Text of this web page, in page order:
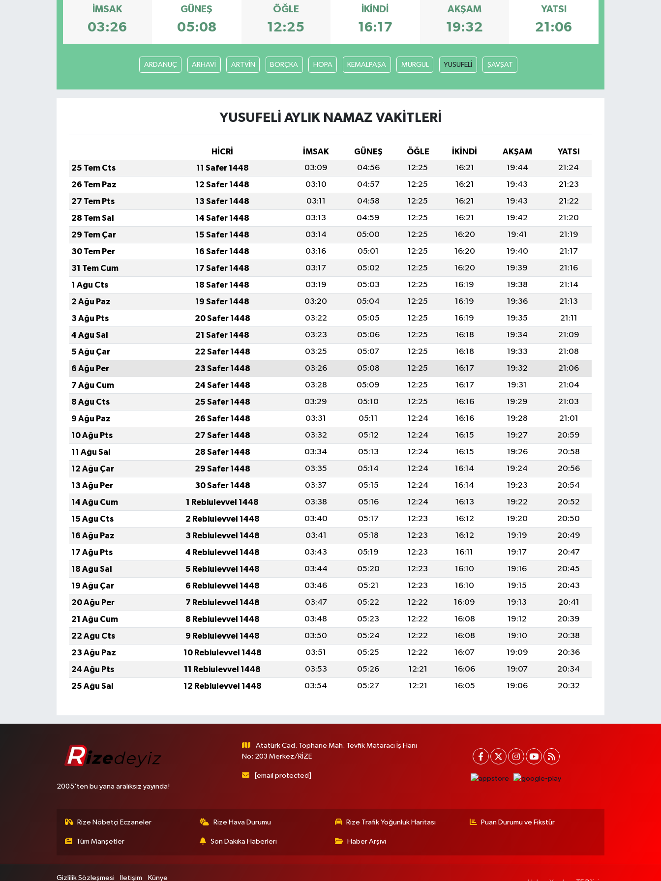
İMSAK
03:26
GÜNEŞ
05:08
ÖĞLE
12:25
İKINDI
16:17
AKŞAM
19:32
YATSI
21:06
ARDANUÇ ARHAVİ ARTVİN BORÇKA HOPA KEMALPAŞA MURGUL YUSUFELİ ŞAVŞAT
YUSUFELİ AYLIK NAMAZ VAKITLERI
HİCRİ İMSAK GÜNEŞ ÖĞLE İKINDI AKŞAM
YATSI
25 Tem Cts
11 Safer 1448 03:09 04:56 12:25 16:21 19:44
21:24
26 Tem Paz
12 Safer 1448 03:10 04:57 12:25 16:21 19:43
21:23
27 Tem Pts
13 Safer 1448 03:11 04:58 12:25 16:21 19:43
21:22
28 Tem Sal
14 Safer 1448 03:13 04:59 12:25 16:21 19:42
21:20
29 Tem Çar
15 Safer 1448 03:14 05:00 12:25 16:20 19:41
21:19
30 Tem Per
16 Safer 1448 03:16 05:01 12:25 16:20 19:40
21:17
31 Tem Cum
17 Safer 1448 03:17 05:02 12:25 16:20 19:39
21:16
1 Ağu Cts
18 Safer 1448 03:19 05:03 12:25 16:19 19:38
21:14
2 Ağu Paz
19 Safer 1448 03:20 05:04 12:25 16:19 19:36
21:13
3 Ağu Pts
20 Safer 1448 03:22 05:05 12:25 16:19 19:35
21:11
4 Ağu Sal
21 Safer 1448 03:23 05:06 12:25 16:18 19:34
21:09
5 Ağu Çar
22 Safer 1448 03:25 05:07 12:25 16:18 19:33
21:08
6 Ağu Per
23 Safer 1448 03:26 05:08 12:25 16:17 19:32
21:06
7 Ağu Cum
24 Safer 1448 03:28 05:09 12:25 16:17 19:31
21:04
8 Ağu Cts
25 Safer 1448 03:29 05:10 12:25 16:16 19:29
21:03
9 Ağu Paz
26 Safer 1448 03:31 05:11 12:24 16:16 19:28
21:01
10 Ağu Pts
27 Safer 1448 03:32 05:12 12:24 16:15 19:27
20:59
11 Ağu Sal
28 Safer 1448 03:34 05:13 12:24 16:15 19:26
20:58
12 Ağu Çar
29 Safer 1448 03:35 05:14 12:24 16:14 19:24
20:56
13 Ağu Per
30 Safer 1448 03:37 05:15 12:24 16:14 19:23
20:54
14 Ağu Cum
1 Rebiulevvel 1448 03:38 05:16 12:24 16:13 19:22
20:52
15 Ağu Cts
2 Rebiulevvel 1448 03:40 05:17 12:23 16:12 19:20
20:50
16 Ağu Paz
3 Rebiulevvel 1448 03:41 05:18 12:23 16:12 19:19
20:49
17 Ağu Pts
4 Rebiulevvel 1448 03:43 05:19 12:23 16:11 19:17
20:47
18 Ağu Sal
5 Rebiulevvel 1448 03:44 05:20 12:23 16:10 19:16
20:45
19 Ağu Çar
6 Rebiulevvel 1448 03:46 05:21 12:23 16:10 19:15
20:43
20 Ağu Per
7 Rebiulevvel 1448 03:47 05:22 12:22 16:09 19:13
20:41
21 Ağu Cum
8 Rebiulevvel 1448 03:48 05:23 12:22 16:08 19:12
20:39
22 Ağu Cts
9 Rebiulevvel 1448 03:50 05:24 12:22 16:08 19:10
20:38
23 Ağu Paz
10 Rebiulevvel 1448 03:51 05:25 12:22 16:07 19:09
20:36
24 Ağu Pts
11 Rebiulevvel 1448 03:53 05:26 12:21 16:06 19:07
20:34
25 Ağu Sal
12 Rebiulevvel 1448 03:54 05:27 12:21 16:05 19:06 20:32
2005'ten bu yana aralıksız yayında!
Atatürk Cad. Tophane Mah. Tevfik Mataracı İş Hanı
No: 203 Merkez/RİZE
[email protected]
Rize Nöbetçi Eczaneler Rize Hava Durumu Rize Trafik Yoğunluk Haritası Puan Durumu ve Fikstür
Tüm Manşetler Son Dakika Haberleri Haber Arşivi
Gizlilik Sözleşmesi İletişim Künye